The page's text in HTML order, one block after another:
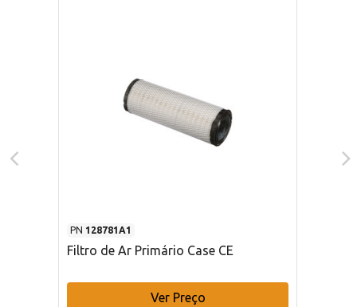
PN 128781A1
Filtro de Ar Primário Case CE
Ver Preço